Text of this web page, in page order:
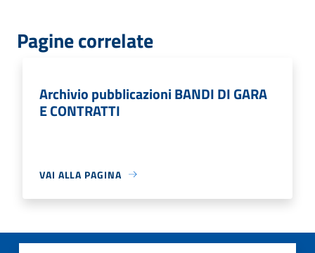
Pagine correlate
Archivio pubblicazioni BANDI DI GARA
E CONTRATTI
VAI ALLA PAGINA